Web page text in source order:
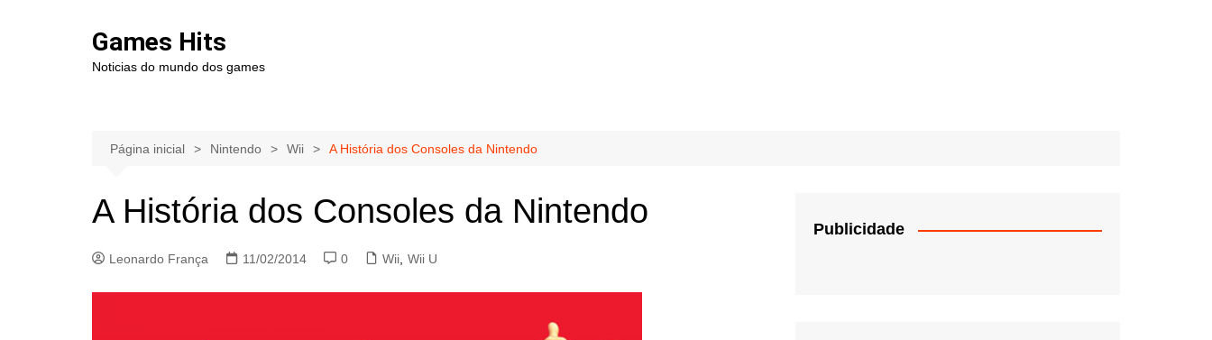
Games Hits
Noticias do mundo dos games
Página inicial Nintendo Wii A História dos Consoles da Nintendo
A História dos Consoles da Nintendo
Leonardo França 11/02/2014 0 Wii Wii U
Publicidade